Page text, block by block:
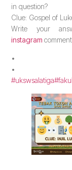
in question?
Clue: Gospel of
Write your
instagram
•
•
#ukswsalatiga